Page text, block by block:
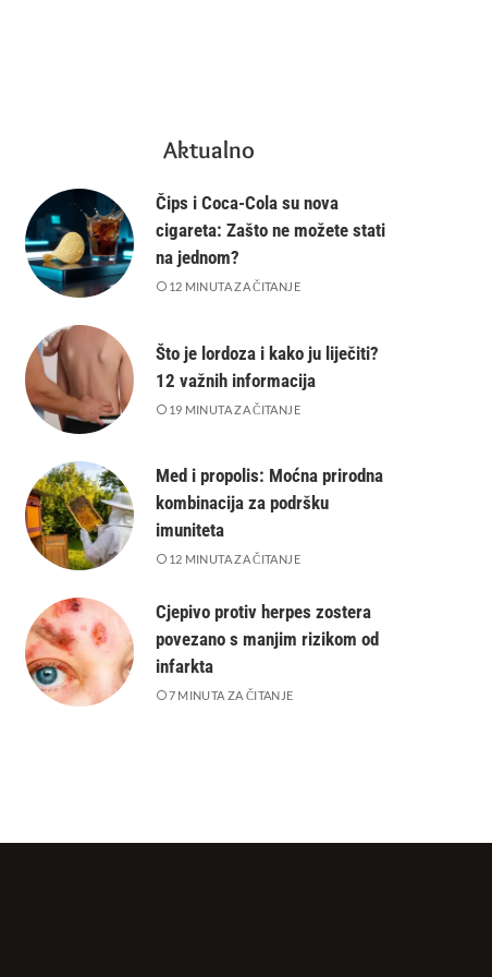
Aktualno
Čips i Coca-Cola su nova
cigareta: Zašto ne možete stati
na jednom?
12 MINUTA ZA ČITANJE
Što je lordoza i kako ju liječiti?
12 važnih informacija
19 MINUTA ZA ČITANJE
Med i propolis: Moćna prirodna
kombinacija za podršku
imuniteta
12 MINUTA ZA ČITANJE
Cjepivo protiv herpes zostera
povezano s manjim rizikom od
infarkta
7 MINUTA ZA ČITANJE